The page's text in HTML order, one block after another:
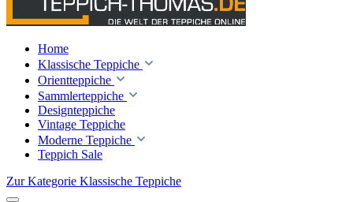
Home
Klassische Teppiche
Orientteppiche
Sammlerteppiche
Designteppiche
Vintage Teppiche
Moderne Teppiche
Teppich Sale
Zur Kategorie Klassische Teppiche